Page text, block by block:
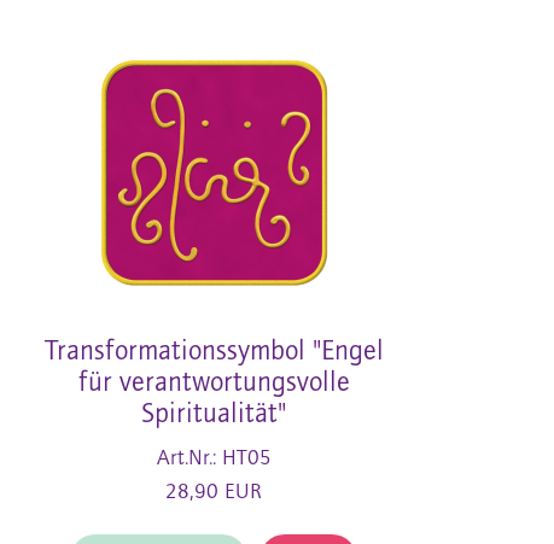
Transformationssymbol "Engel
für verantwortungsvolle
Spiritualität"
Art.Nr.: HT05
28,90 EUR